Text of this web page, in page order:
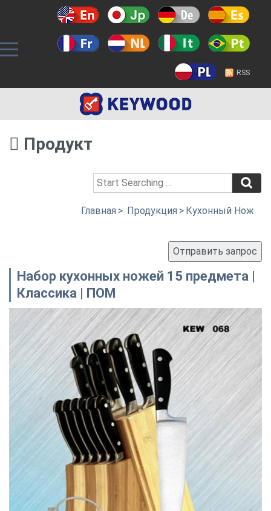
RSS
Продукт
Главная > Продукция > Кухонный Нож
Набор кухонных ножей 15 предмета |
Классика | ПОМ